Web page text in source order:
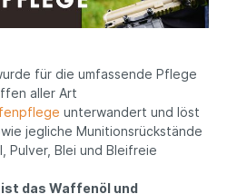
für die umfassende Pflege
aller Art
unterwandert und löst
jegliche Munitionsrückstände
Pulver, Blei und Bleifreie
das Waffenöl und